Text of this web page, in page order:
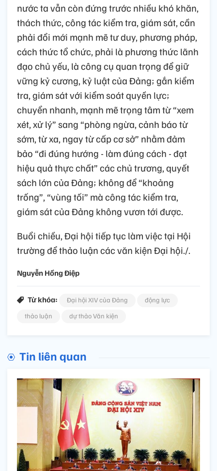
nước ta vẫn còn đứng trước nhiều khó khăn,
thách thức, công tác kiểm tra, giám sát, cần
phải đổi mới mạnh mẽ tư duy, phương pháp,
cách thức tổ chức, phải là phương thức lãnh
đạo chủ yếu, là công cụ quan trọng để giữ
vững kỷ cương, kỷ luật của Đảng; gắn kiểm
tra, giám sát với kiểm soát quyền lực;
chuyển nhanh, mạnh mẽ trọng tâm từ “xem
xét, xử lý” sang “phòng ngừa, cảnh báo từ
sớm, từ xa, ngay từ cấp cơ sở” nhằm đảm
bảo “đi đúng hướng - làm đúng cách - đạt
hiệu quả thực chất” các chủ trương, quyết
sách lớn của Đảng; không để “khoảng
trống”, “vùng tối” mà công tác kiểm tra,
giám sát của Đảng không vươn tới được.
Buổi chiều, Đại hội tiếp tục làm việc tại Hội
trường để thảo luận các văn kiện Đại hội./.
Nguyễn Hồng Điệp
Từ khóa: Đại hội XIV của Đảng
động lực
thảo luận
dự thảo Văn kiện
Tin liên quan